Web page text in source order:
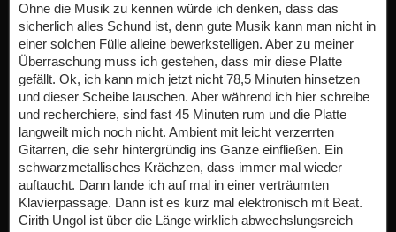
Ohne die Musik zu kennen würde ich denken, dass das
sicherlich alles Schund ist, denn gute Musik kann man nicht in
einer solchen Fülle alleine bewerkstelligen. Aber zu meiner
Überraschung muss ich gestehen, dass mir diese Platte
gefällt. Ok, ich kann mich jetzt nicht 78,5 Minuten hinsetzen
und dieser Scheibe lauschen. Aber während ich hier schreibe
und recherchiere, sind fast 45 Minuten rum und die Platte
langweilt mich noch nicht. Ambient mit leicht verzerrten
Gitarren, die sehr hintergründig ins Ganze einfließen. Ein
schwarzmetallisches Krächzen, dass immer mal wieder
auftaucht. Dann lande ich auf mal in einer verträumten
Klavierpassage. Dann ist es kurz mal elektronisch mit Beat.
Cirith Ungol ist über die Länge wirklich abwechslungsreich